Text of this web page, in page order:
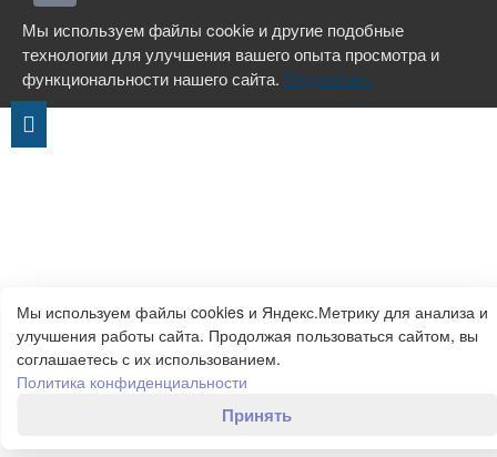
Мы используем файлы cookies и Яндекс.Метрику для анализа и
улучшения работы сайта. Продолжая пользоваться сайтом, вы
соглашаетесь с их использованием.
Политика конфиденциальности
Принять
Мы используем файлы cookie и другие подобные
технологии для улучшения вашего опыта просмотра и
функциональности нашего сайта. Подробнее.